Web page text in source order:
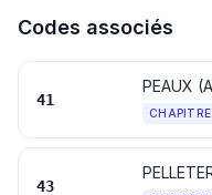
Codes associés
41
CHAPITRE
43